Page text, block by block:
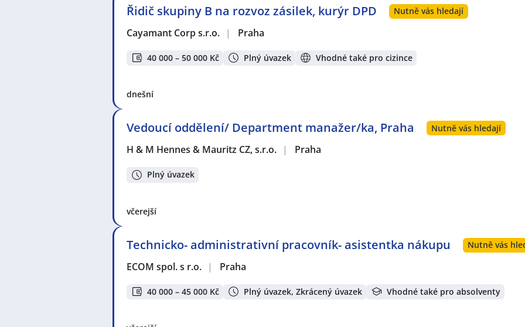
Řidič skupiny B na rozvoz zásilek, kurýr DPD Nutně vás hledají
Cayamant Corp s.r.o. | Praha
40 000 – 50 000 Kč Plný úvazek Vhodné také pro cizince
dnešní
Vedoucí oddělení/ Department manažer/ka, Praha Nutně vás hledají
H & M Hennes & Mauritz CZ, s.r.o. | Praha
Plný úvazek
včerejší
Technicko- administrativní pracovník- asistentka nákupu Nutně vás
ECOM spol. s r.o. | Praha
40 000 – 45 000 Kč Plný úvazek, Zkrácený úvazek Vhodné také pro absolventy